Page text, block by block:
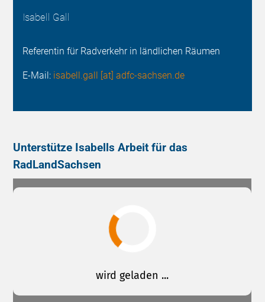
Isabell Gall
Referentin für Radverkehr in ländlichen Räumen
E-Mail: isabell.gall [at] adfc-sachsen.de
Unterstütze Isabells Arbeit für das
RadLandSachsen